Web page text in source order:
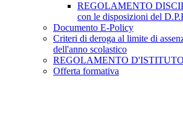
REGOLAMENTO
con le disposizioni del
Documento E-Policy
Criteri di deroga al limite di
dell'anno scolastico
REGOLAMENTO
Offerta formativa